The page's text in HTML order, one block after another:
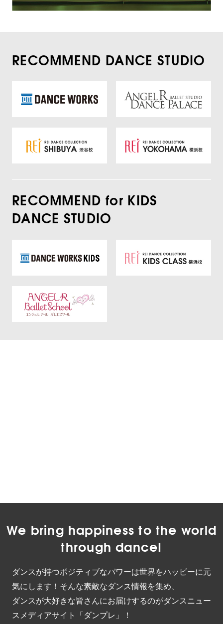
RECOMMEND DANCE STUDIO
RECOMMEND for KIDS
DANCE STUDIO
We bring happiness to the world
through dance!
ダンスが持つポジティブなパワーは世界をハッピーに元
気にします！そんな素敵なダンス情報を集め、
ダンスが大好きな皆さんにお届けするのがダンスニュー
スメディアサイト「ダンプレ」！